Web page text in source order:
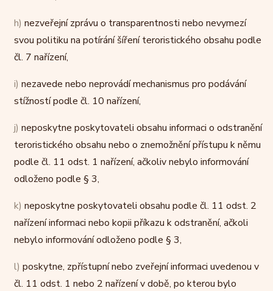
h) nezveřejní zprávu o transparentnosti nebo nevymezí
svou politiku na potírání šíření teroristického obsahu podle
čl. 7 nařízení,
i) nezavede nebo neprovádí mechanismus pro podávání
stížností podle čl. 10 nařízení,
j) neposkytne poskytovateli obsahu informaci o odstranění
teroristického obsahu nebo o znemožnění přístupu k němu
podle čl. 11 odst. 1 nařízení, ačkoliv nebylo informování
odloženo podle § 3,
k) neposkytne poskytovateli obsahu podle čl. 11 odst. 2
nařízení informaci nebo kopii příkazu k odstranění, ačkoli
nebylo informování odloženo podle § 3,
l) poskytne, zpřístupní nebo zveřejní informaci uvedenou v
čl. 11 odst. 1 nebo 2 nařízení v době, po kterou bylo